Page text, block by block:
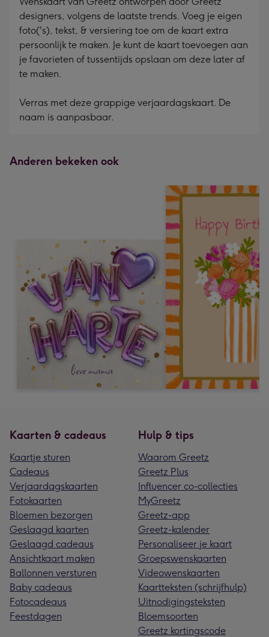
designers, volgens de laatste trends. Voeg je eigen
foto('s), tekst, & versiering toe om de kaart extra
persoonlijk te maken. Je kunt de kaart toevoegen aan
je favorieten of tussentijds opslaan om deze later af
te maken.
Verras met deze grappige verjaardagskaart. De
naam is aanpasbaar.
Anderen bekeken ook
Kaarten & cadeaus
Kaartje sturen
Cadeaus
Verjaardagskaarten
Fotokaarten
Bloemen bezorgen
Geslaagd kaarten
Geslaagd cadeaus
Ansichtkaart maken
Ballonnen versturen
Baby cadeaus
Fotocadeaus
Feestdagen
Hulp & tips
Waarom Greetz
Greetz Plus
Influencer co-collecties
MyGreetz
Greetz-app
Greetz-kalender
Personaliseer je kaart
Groepswenskaarten
Videowenskaarten
Kaartteksten (schrijfhulp)
Uitnodigingsteksten
Bloemsoorten
Greetz kortingscode